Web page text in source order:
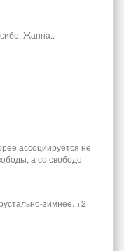
Жанна..
ассоциируется не
а со свободо
зимнее. +2